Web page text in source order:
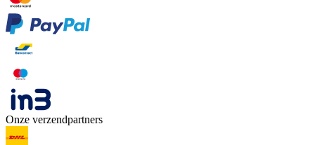
Onze verzendpartners